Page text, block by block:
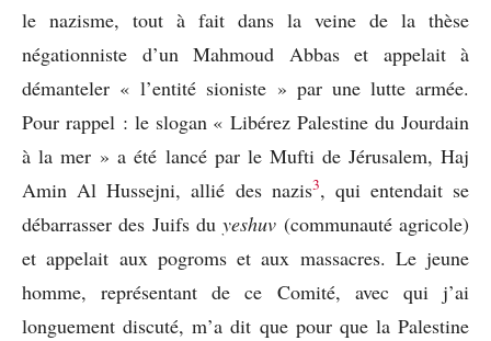
le nazisme, tout à fait dans la veine de la thèse
négationniste d’un Mahmoud Abbas et appelait à
démanteler « l’entité sioniste » par une lutte armée.
Pour rappel : le slogan « Libérez Palestine du Jourdain
à la mer » a été lancé par le Mufti de Jérusalem, Haj
Amin Al Hussejni, allié des nazis3, qui entendait se
débarrasser des Juifs duyeshuv (communauté agricole)
et appelait aux pogroms et aux massacres. Le jeune
homme, représentant de ce Comité, avec qui j’ai
longuement discuté, m’a dit que pour que la Palestine